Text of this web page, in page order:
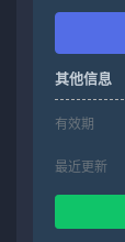
其他信息
有效期
最近更新